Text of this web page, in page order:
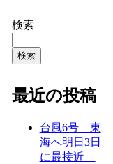
検索
検索
最近の投稿
台風6号 東
海へ明日3日
に最接近